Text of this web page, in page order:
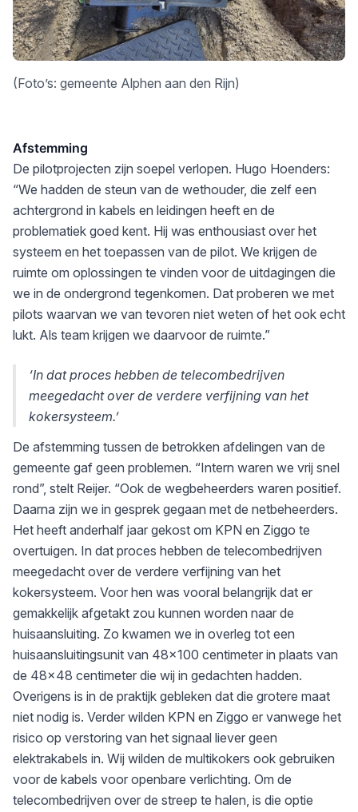
(Foto’s: gemeente Alphen aan den Rijn)
Afstemming
De pilotprojecten zijn soepel verlopen. Hugo Hoenders:
“We hadden de steun van de wethouder, die zelf een
achtergrond in kabels en leidingen heeft en de
problematiek goed kent. Hij was enthousiast over het
systeem en het toepassen van de pilot. We krijgen de
ruimte om oplossingen te vinden voor de uitdagingen die
we in de ondergrond tegenkomen. Dat proberen we met
pilots waarvan we van tevoren niet weten of het ook echt
lukt. Als team krijgen we daarvoor de ruimte.”
‘In dat proces hebben de telecombedrijven
meegedacht over de verdere verfijning van het
kokersysteem.’
De afstemming tussen de betrokken afdelingen van de
gemeente gaf geen problemen. “Intern waren we vrij snel
rond”, stelt Reijer. “Ook de wegbeheerders waren positief.
Daarna zijn we in gesprek gegaan met de netbeheerders.
Het heeft anderhalf jaar gekost om KPN en Ziggo te
overtuigen. In dat proces hebben de telecombedrijven
meegedacht over de verdere verfijning van het
kokersysteem. Voor hen was vooral belangrijk dat er
gemakkelijk afgetakt zou kunnen worden naar de
huisaansluiting. Zo kwamen we in overleg tot een
huisaansluitingsunit van 48×100 centimeter in plaats van
de 48×48 centimeter die wij in gedachten hadden.
Overigens is in de praktijk gebleken dat die grotere maat
niet nodig is. Verder wilden KPN en Ziggo er vanwege het
risico op verstoring van het signaal liever geen
elektrakabels in. Wij wilden de multikokers ook gebruiken
voor de kabels voor openbare verlichting. Om de
telecombedrijven over de streep te halen, is die optie